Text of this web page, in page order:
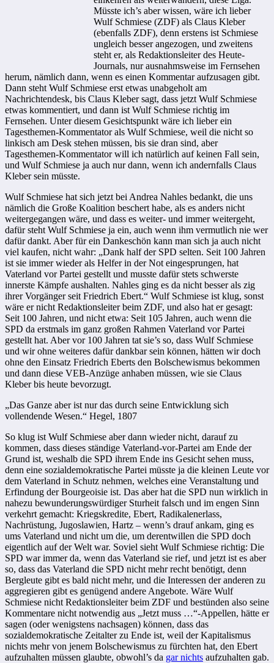
Müsste ich’s aber wissen, wäre ich lieber
Wulf Schmiese (ZDF) als Claus Kleber
(ebenfalls ZDF), denn erstens ist Schmiese
ungleich besser angezogen, und zweitens
steht er, als Redaktionsleiter des Heute-
Journals, nur ausnahmsweise im Fernsehen
herum, nämlich dann, wenn es einen Kommentar aufzusagen gibt.
Dann steht Wulf Schmiese erst etwas unabgeholt am
Nachrichtendesk, bis Claus Kleber sagt, dass jetzt Wulf Schmiese
etwas kommentiert, und dann ist Wulf Schmiese richtig im
Fernsehen. Unter diesem Gesichtspunkt wäre ich lieber ein
Tagesthemen-Kommentator als Wulf Schmiese, weil die nicht so
linkisch am Desk stehen müssen, bis sie dran sind, aber
Tagesthemen-Kommentator will ich natürlich auf keinen Fall sein,
und Wulf Schmiese ja auch nur dann, wenn ich andernfalls Claus
Kleber sein müsste.
Wulf Schmiese hat sich jetzt bei Andrea Nahles bedankt, die uns
nämlich die Große Koalition beschert habe, als es anders nicht
weitergegangen wäre, und dass es weiter- und immer weitergeht,
dafür steht Wulf Schmiese ja ein, auch wenn ihm vermutlich nie wer
dafür dankt. Aber für ein Dankeschön kann man sich ja auch nicht
viel kaufen, nicht wahr: „Dank half der SPD selten. Seit 100 Jahren
ist sie immer wieder als Helfer in der Not eingesprungen, hat
Vaterland vor Partei gestellt und musste dafür stets schwerste
innerste Kämpfe aushalten. Nahles ging es da nicht besser als zig
ihrer Vorgänger seit Friedrich Ebert.“ Wulf Schmiese ist klug, sonst
wäre er nicht Redaktionsleiter beim ZDF, und also hat er gesagt:
Seit 100 Jahren, und nicht etwa: Seit 105 Jahren, auch wenn die
SPD da erstmals im ganz großen Rahmen Vaterland vor Partei
gestellt hat. Aber vor 100 Jahren tat sie’s so, dass Wulf Schmiese
und wir ohne weiteres dafür dankbar sein können, hätten wir doch
ohne den Einsatz Friedrich Eberts den Bolschewismus bekommen
und dann diese VEB-Anzüge anhaben müssen, wie sie Claus
Kleber bis heute bevorzugt.
„Das Ganze aber ist nur das durch seine Entwicklung sich
vollendende Wesen.“ Hegel, 1807
So klug ist Wulf Schmiese aber dann wieder nicht, darauf zu
kommen, dass dieses ständige Vaterland-vor-Partei am Ende der
Grund ist, weshalb die SPD ihrem Ende ins Gesicht sehen muss,
denn eine sozialdemokratische Partei müsste ja die kleinen Leute vor
dem Vaterland in Schutz nehmen, welches eine Veranstaltung und
Erfindung der Bourgeoisie ist. Das aber hat die SPD nun wirklich in
nahezu bewunderungswürdiger Sturheit falsch und im engen Sinn
verkehrt gemacht: Kriegskredite, Ebert, Radikalenerlass,
Nachrüstung, Jugoslawien, Hartz – wenn’s drauf ankam, ging es
ums Vaterland und nicht um die, um derentwillen die SPD doch
eigentlich auf der Welt war. Soviel sieht Wulf Schmiese richtig: Die
SPD war immer da, wenn das Vaterland sie rief, und jetzt ist es aber
so, dass das Vaterland die SPD nicht mehr recht benötigt, denn
Bergleute gibt es bald nicht mehr, und die Interessen der anderen zu
aggregieren gibt es genügend andere Angebote. Wäre Wulf
Schmiese nicht Redaktionsleiter beim ZDF und bestünden also seine
Kommentare nicht notwendig aus „Jetzt muss …“-Appellen, hätte er
sagen (oder wenigstens nachsagen) können, dass das
sozialdemokratische Zeitalter zu Ende ist, weil der Kapitalismus
nichts mehr von jenem Bolschewismus zu fürchten hat, den Ebert
aufzuhalten müssen glaubte, obwohl’s da gar nichts aufzuhalten gab.